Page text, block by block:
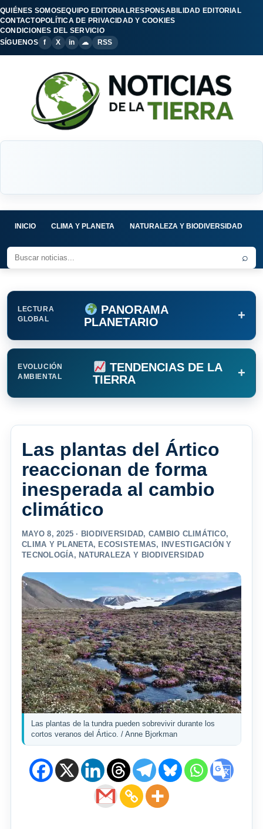
QUIÉNES SOMOSEQUIPO EDITORIALRESPONSABILIDAD EDITORIAL
CONTACTOPOLÍTICA DE PRIVACIDAD Y COOKIES
CONDICIONES DEL SERVICIO
SÍGUENOS
f X in ☁ RSS
INICIO CLIMA Y PLANETA NATURALEZA Y BIODIVERSIDAD
⌕
LECTURA
GLOBAL
PANORAMA
PLANETARIO
+
EVOLUCIÓN
AMBIENTAL
TENDENCIAS DE LA
TIERRA
+
Las plantas del Ártico
reaccionan de forma
inesperada al cambio
climático
MAYO 8, 2025 · BIODIVERSIDAD, CAMBIO CLIMÁTICO,
CLIMA Y PLANETA, ECOSISTEMAS,
INVESTIGACIÓN Y
TECNOLOGÍA, NATURALEZA Y BIODIVERSIDAD
Las plantas de la tundra pueden sobrevivir durante los
cortos veranos del Ártico. / Anne Bjorkman